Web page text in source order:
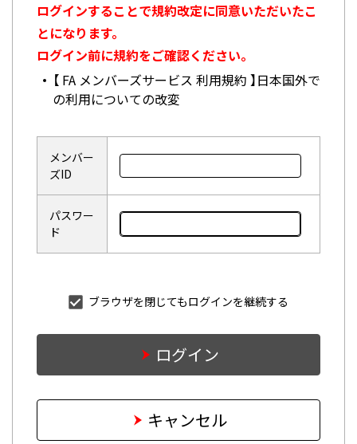
ログインすることで規約改定に同意いただいたこ
とになります。
ログイン前に規約をご確認ください。
【 FA メンバーズサービス 利用規約 】日本国外で
の利用についての改変
メンバー
ズID
パスワー
ド
ブラウザを閉じてもログインを継続する
ログイン
キャンセル